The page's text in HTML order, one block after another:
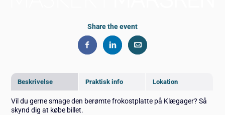
Beskrivelse Praktisk info Lokation
Vil du gerne smage den berømte frokostplatte på Klægager? Så
skynd dig at købe billet.
Share the event